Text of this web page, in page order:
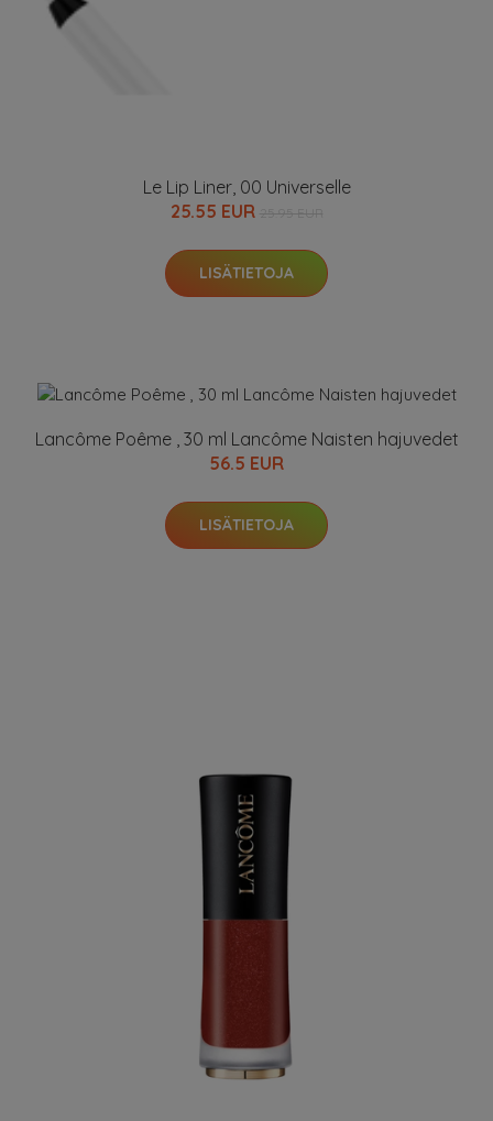
Le Lip Liner, 00 Universelle
25.55 EUR
LISÄTIETOJA
Lancôme Poême , 30 ml Lancôme Naisten hajuvedet
56.5 EUR
LISÄTIETOJA